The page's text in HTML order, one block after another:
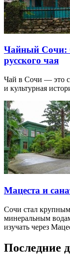
Чайный Сочи:
русского чая
Чай в Сочи — это
и культурная
Мацеста и
Сочи стал крупным
минеральным
изучать через
Последние